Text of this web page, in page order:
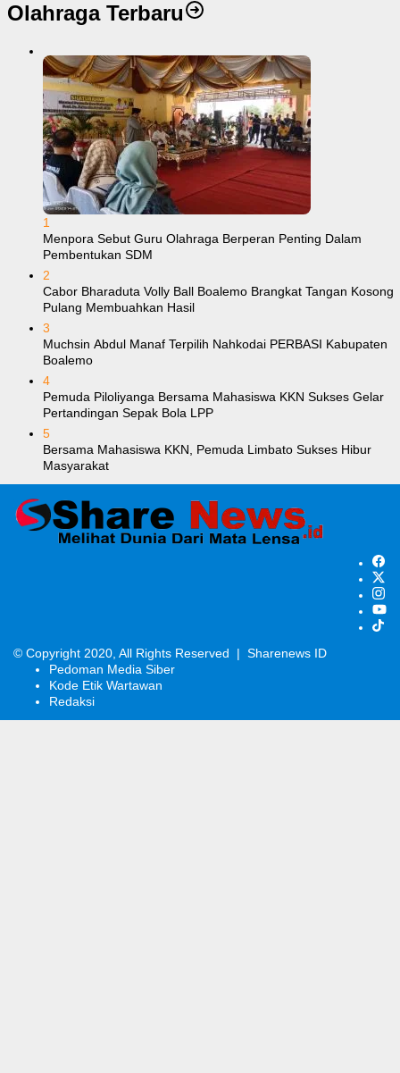
Olahraga Terbaru
1
Menpora Sebut Guru Olahraga Berperan Penting Dalam
Pembentukan SDM
2
Cabor Bharaduta Volly Ball Boalemo Brangkat Tangan Kosong
Pulang Membuahkan Hasil
3
Muchsin Abdul Manaf Terpilih Nahkodai PERBASI Kabupaten
Boalemo
4
Pemuda Piloliyanga Bersama Mahasiswa KKN Sukses Gelar
Pertandingan Sepak Bola LPP
5
Bersama Mahasiswa KKN, Pemuda Limbato Sukses Hibur
Masyarakat
© Copyright 2020, All Rights Reserved | Sharenews ID
Pedoman Media Siber
Kode Etik Wartawan
Redaksi